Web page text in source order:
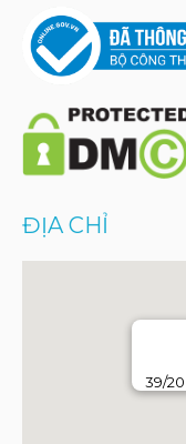
ĐỊA CHỈ
39/20